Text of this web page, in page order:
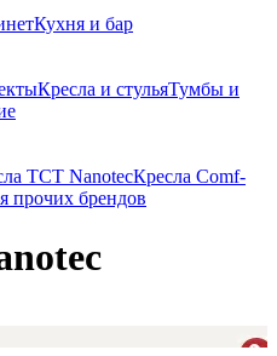
Кухня и бар
Кресла и стульяТумбы и
TCT NanotecКресла Comf-
прочих брендов